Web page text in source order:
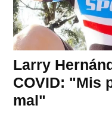
Larry
COVID: "Mis
mal"